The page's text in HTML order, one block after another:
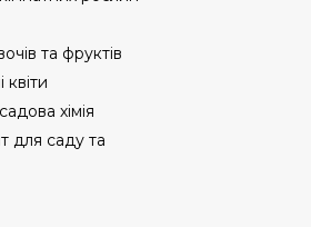
та фруктів
хімія
для саду та